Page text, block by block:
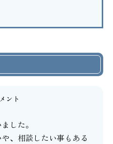
ント
した。
、相談したい事もある